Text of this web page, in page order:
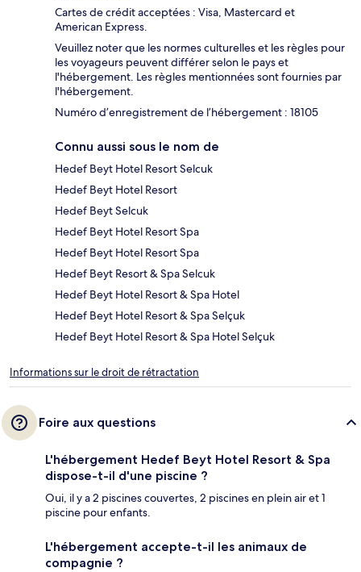
Cartes de crédit acceptées : Visa, Mastercard et
American Express.
Veuillez noter que les normes culturelles et les règles pour
les voyageurs peuvent différer selon le pays et
l'hébergement. Les règles mentionnées sont fournies par
l'hébergement.
Numéro d’enregistrement de l’hébergement : 18105
Connu aussi sous le nom de
Hedef Beyt Hotel Resort Selcuk
Hedef Beyt Hotel Resort
Hedef Beyt Selcuk
Hedef Beyt Hotel Resort Spa
Hedef Beyt Hotel Resort Spa
Hedef Beyt Resort & Spa Selcuk
Hedef Beyt Hotel Resort & Spa Hotel
Hedef Beyt Hotel Resort & Spa Selçuk
Hedef Beyt Hotel Resort & Spa Hotel Selçuk
Informations sur le droit de rétractation
Foire aux questions
L'hébergement Hedef Beyt Hotel Resort & Spa
dispose-t-il d'une piscine ?
Oui, il y a 2 piscines couvertes, 2 piscines en plein air et 1
piscine pour enfants.
L'hébergement accepte-t-il les animaux de
compagnie ?